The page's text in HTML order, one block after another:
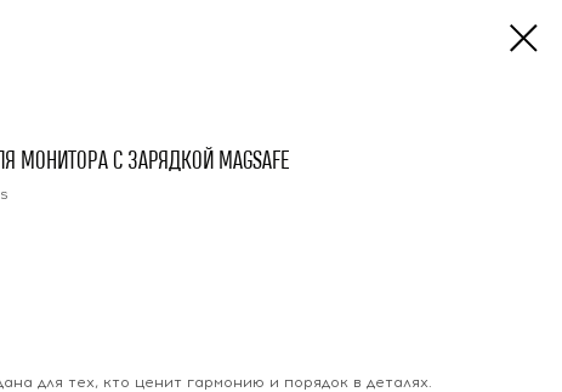
МОНИТОРА С ЗАРЯДКОЙ MAGSAFE
для тех, кто ценит гармонию и порядок в деталях.